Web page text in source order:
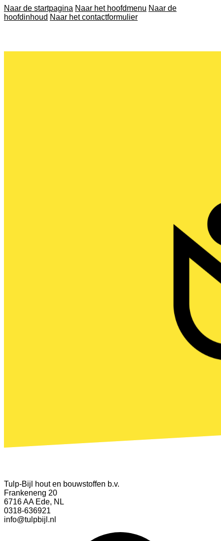
Naar de startpagina Naar het hoofdmenu Naar de
hoofdinhoud Naar het contactformulier
Tulp-Bijl hout en bouwstoffen b.v.
Frankeneng 20
6716 AA Ede, NL
0318-636921
info@tulpbijl.nl